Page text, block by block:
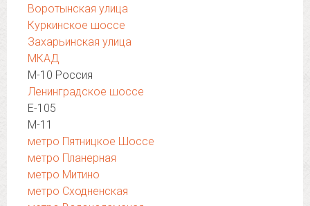
Воротынская улица
Куркинское шоссе
Захарьинская улица
МКАД
М-10 Россия
Ленинградское шоссе
Е-105
М-11
метро Пятницкое Шоссе
метро Планерная
метро Митино
метро Сходненская